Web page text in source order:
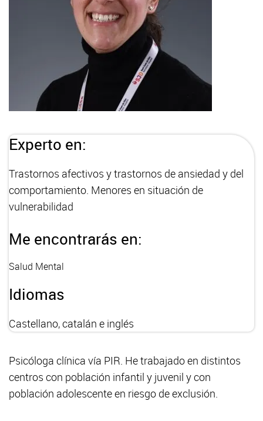
Experto en:
Trastornos afectivos y trastornos de ansiedad y del
comportamiento. Menores en situación de
vulnerabilidad
Me encontrarás en:
Salud Mental
Idiomas
Castellano, catalán e inglés
Psicóloga clínica vía PIR. He trabajado en distintos
centros con población infantil y juvenil y con
población adolescente en riesgo de exclusión.